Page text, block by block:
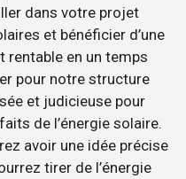
dans votre projet
et bénéficier d’une
en un temps
pour notre structure
et judicieuse pour
de l’énergie solaire.
avoir une idée précise
tirer de l’énergie